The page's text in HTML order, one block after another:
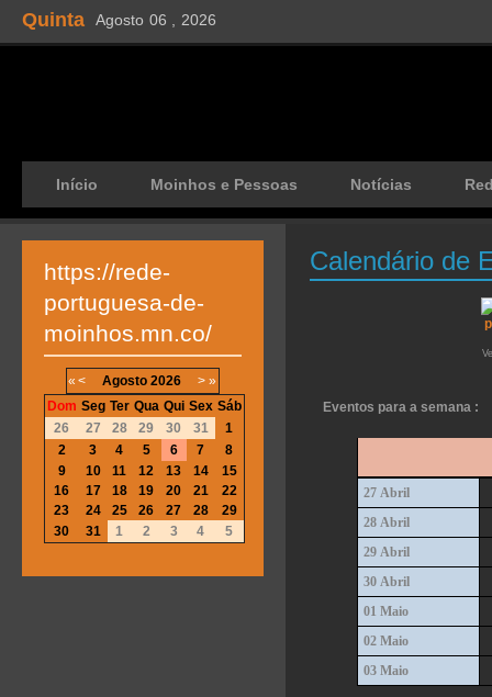
Quinta Agosto 06 , 2026
Início Moinhos e Pessoas Notícias
Calendário de
Eventos para a semana :
27 Abril
28 Abril
29 Abril
30 Abril
01 Maio
02 Maio
03 Maio
https://rede-
portuguesa-de-
moinhos.mn.co/
« < Agosto 2026 > »
Dom Seg Ter Qua Qui Sex Sáb
26
27 28 29 30 31
1
2
3 4 5 6 7
8
9
10 11 12 13 14
15
16
17 18 19 20 21
22
23
24 25 26 27 28
29
30
31 1 2 3 4 5